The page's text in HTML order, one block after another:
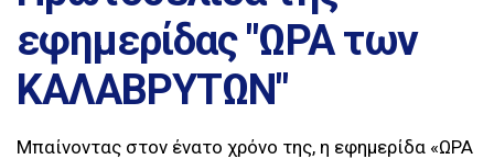
εφημερίδας "ΩΡΑ των
ΚΑΛΑΒΡΥΤΩΝ"
Μπαίνοντας στον ένατο χρόνο της, η εφημερίδα «ΩΡΑ